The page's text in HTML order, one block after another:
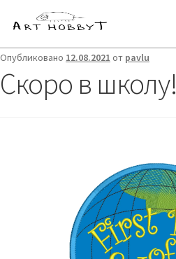
Опубликовано 12.08.2021 от pavlu
Скоро в школу!